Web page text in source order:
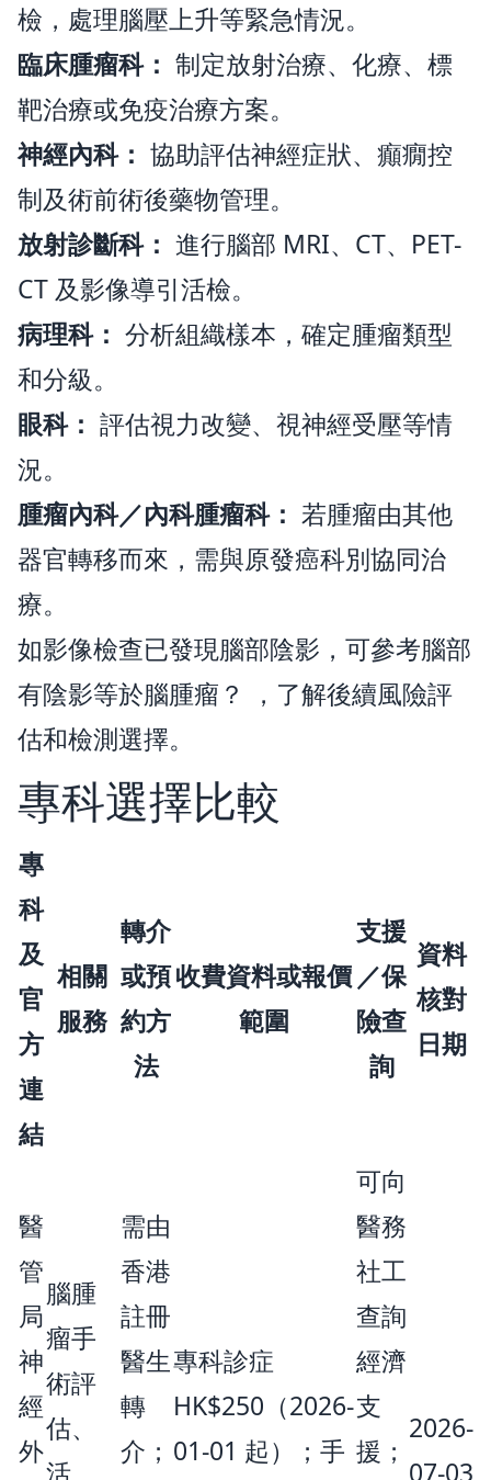
檢，處理腦壓上升等緊急情況。
臨床腫瘤科： 制定放射治療、化療、標
靶治療或免疫治療方案。
神經內科： 協助評估神經症狀、癲癇控
制及術前術後藥物管理。
放射診斷科： 進行腦部 MRI、CT、PET-
CT 及影像導引活檢。
病理科： 分析組織樣本，確定腫瘤類型
和分級。
眼科： 評估視力改變、視神經受壓等情
況。
腫瘤內科／內科腫瘤科： 若腫瘤由其他
器官轉移而來，需與原發癌科別協同治
療。
如影像檢查已發現腦部陰影，可參考腦部
有陰影等於腦腫瘤？
，了解後續風險評
估和檢測選擇。
專科選擇比較
專
科
及
官
方
連
結
相關
服務
轉介
或預
約方
法
收費資料或報價
範圍
支援
／保
險查
詢
資料
核對
日期
醫
管
局
神
經
外
腦腫
瘤手
術評
估、
活
需由
香港
註冊
醫生
轉
介；
專科診症
HK$250（2026-
01-01 起）；手
可向
醫務
社工
查詢
經濟
支
援；
2026-
07-03